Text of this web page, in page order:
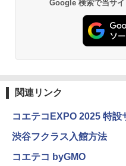
物理実
ダルト
4
エンジ
クリエ
メカニ
Google 検索で当サ
関連リンク
コエテコEXPO 2025 特設
渋谷フクラス入館方法
コエテコ byGMO